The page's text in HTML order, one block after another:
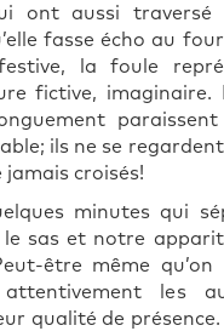
ont aussi traversé
fasse écho au
la foule
fictive, imaginaire.
ils ne se regardent
croisés!
minutes qui
le sas et notre
être même qu’on
attentivement les
qualité de